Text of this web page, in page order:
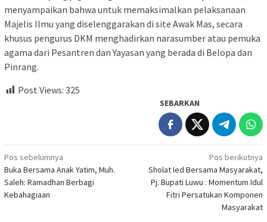
menyampaikan bahwa untuk memaksimalkan pelaksanaan
Majelis Ilmu yang diselenggarakan di site Awak Mas, secara
khusus pengurus DKM menghadirkan narasumber atau pemuka
agama dari Pesantren dan Yayasan yang berada di Belopa dan
Pinrang.
Post Views: 325
SEBARKAN
Navigasi
pos
Pos sebelumnya
Buka Bersama Anak Yatim, Muh.
Saleh: Ramadhan Berbagi
Kebahagiaan
Pos berikutnya
Sholat Ied Bersama Masyarakat,
Pj. Bupati Luwu : Momentum Idul
Fitri Persatukan Komponen
Masyarakat